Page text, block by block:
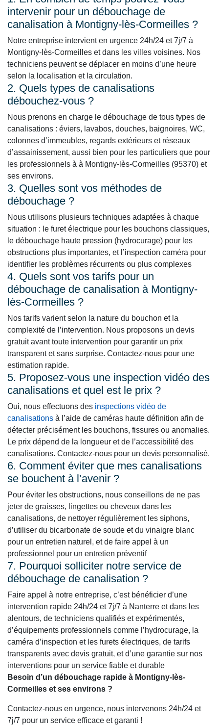
intervenir pour un débouchage de
canalisation à Montigny-lès-Cormeilles ?
Notre entreprise intervient en urgence 24h/24 et 7j/7 à
Montigny-lès-Cormeilles et dans les villes voisines. Nos
techniciens peuvent se déplacer en moins d’une heure
selon la localisation et la circulation.
2. Quels types de canalisations
débouchez-vous ?
Nous prenons en charge le débouchage de tous types de
canalisations : éviers, lavabos, douches, baignoires, WC,
colonnes d’immeubles, regards extérieurs et réseaux
d’assainissement, aussi bien pour les particuliers que pour
les professionnels à à Montigny-lès-Cormeilles (95370) et
ses environs.
3. Quelles sont vos méthodes de
débouchage ?
Nous utilisons plusieurs techniques adaptées à chaque
situation : le furet électrique pour les bouchons classiques,
le débouchage haute pression (hydrocurage) pour les
obstructions plus importantes, et l’inspection caméra pour
identifier les problèmes récurrents ou plus complexes
4. Quels sont vos tarifs pour un
débouchage de canalisation à Montigny-
lès-Cormeilles ?
Nos tarifs varient selon la nature du bouchon et la
complexité de l’intervention. Nous proposons un devis
gratuit avant toute intervention pour garantir un prix
transparent et sans surprise. Contactez-nous pour une
estimation rapide.
5. Proposez-vous une inspection vidéo des
canalisations et quel est le prix ?
Oui, nous effectuons des inspections vidéo de
canalisations à l’aide de caméras haute définition afin de
détecter précisément les bouchons, fissures ou anomalies.
Le prix dépend de la longueur et de l’accessibilité des
canalisations. Contactez-nous pour un devis personnalisé.
6. Comment éviter que mes canalisations
se bouchent à l’avenir ?
Pour éviter les obstructions, nous conseillons de ne pas
jeter de graisses, lingettes ou cheveux dans les
canalisations, de nettoyer régulièrement les siphons,
d’utiliser du bicarbonate de soude et du vinaigre blanc
pour un entretien naturel, et de faire appel à un
professionnel pour un entretien préventif
7. Pourquoi solliciter notre service de
débouchage de canalisation ?
Faire appel à notre entreprise, c’est bénéficier d’une
intervention rapide 24h/24 et 7j/7 à Nanterre et dans les
alentours, de techniciens qualifiés et expérimentés,
d’équipements professionnels comme l’hydrocurage, la
caméra d’inspection et les furets électriques, de tarifs
transparents avec devis gratuit, et d’une garantie sur nos
interventions pour un service fiable et durable
Besoin d’un débouchage rapide à Montigny-lès-
Cormeilles et ses environs ?
Contactez-nous en urgence, nous intervenons 24h/24 et
7j/7 pour un service efficace et garanti !